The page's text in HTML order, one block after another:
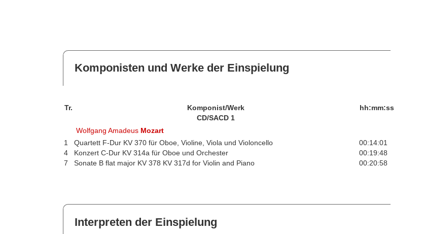
Komponisten und Werke der Einspielung
Tr. Komponist/Werk
hh:mm:ss
CD/SACD 1
Wolfgang Amadeus Mozart
1
Quartett F-Dur KV 370 für Oboe, Violine, Viola und Violoncello
00:14:01
4
Konzert C-Dur KV 314a für Oboe und Orchester
00:19:48
7
Sonate B flat major KV 378 KV 317d for Violin and Piano 00:20:58
Interpreten der Einspielung